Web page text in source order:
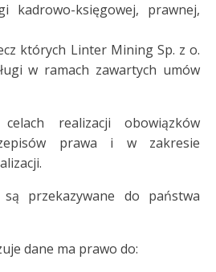
kadrowo-księgowej, prawnej,
których Linter Mining Sp. z o.
w ramach zawartych umów
realizacji obowiązków
prawa i w zakresie
przekazywane do państwa
dane ma prawo do: